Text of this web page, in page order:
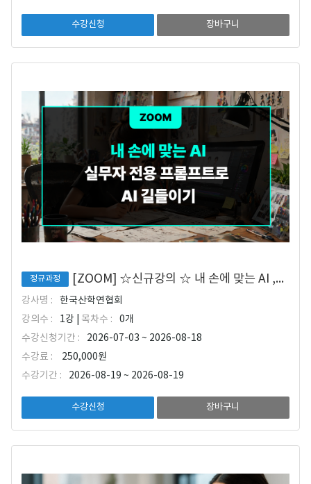
수강신청 장바구니
정규과정 [ZOOM] ☆신규강의 ☆ 내 손에 맞는 AI ,실무자 전용 프롬프트로 AI 길들이기
강사명 :
한국산학연협회
강의수 :
1강 | 목차수 :
0개
수강신청기간 :
2026-07-03 ~ 2026-08-18
수강료 :
250,000원
수강기간 :
2026-08-19 ~ 2026-08-19
수강신청 장바구니